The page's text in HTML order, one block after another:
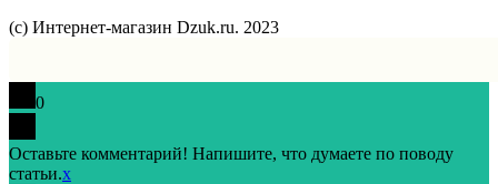
(с) Интернет-магазин Dzuk.ru. 2023
0
Оставьте комментарий! Напишите, что думаете по поводу
статьи.x